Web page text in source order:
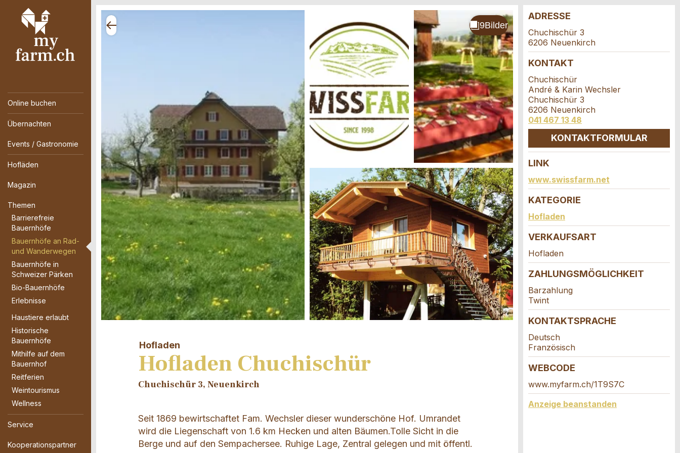
Online buchen
Übernachten
Events / Gastronomie
Hofläden
Magazin
Themen
Barrierefreie
Bauernhöfe
Bauernhöfe an Rad-
und Wanderwegen
Bauernhöfe in
Schweizer Pärken
Bio-Bauernhöfe
Erlebnisse
Haustiere erlaubt
Historische
Bauernhöfe
Mithilfe auf dem
Bauernhof
Reitferien
Weintourismus
Wellness
Service
Kooperationspartner
Hofladen
Hofladen Chuchischür
Chuchischür 3, Neuenkirch
Seit 1869 bewirtschaftet Fam. Wechsler dieser wunderschöne Hof. Umrandet
wird die Liegenschaft von 1.6 km Hecken und alten Bäumen.Tolle Sicht in die
Berge und auf den Sempachersee. Ruhige Lage, Zentral gelegen und mit öffentl.
ADRESSE
Chuchischür 3
6206 Neuenkirch
KONTAKT
Chuchischür
André & Karin Wechsler
Chuchischür 3
6206 Neuenkirch
041 467 13 48
KONTAKTFORMULAR
LINK
www.swissfarm.net
KATEGORIE
Hofladen
VERKAUFSART
Hofladen
ZAHLUNGSMÖGLICHKEIT
Barzahlung
Twint
KONTAKTSPRACHE
Deutsch
Französisch
WEBCODE
www.myfarm.ch/1T9S7C
Anzeige beanstanden